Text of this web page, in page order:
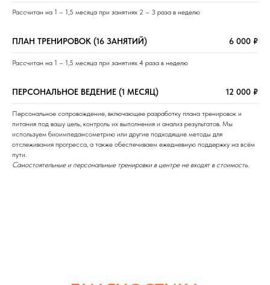
Рассчитан на 1 – 1,5 месяца при занятиях 2 – 3 раза в неделю
ПЛАН ТРЕНИРОВОК (16 ЗАНЯТИЙ) 6 000 ₽
Рассчитан на 1 – 1,5 месяца при занятиях 4 раза в неделю
ПЕРСОНАЛЬНОЕ ВЕДЕНИЕ (1 МЕСЯЦ) 12 000 ₽
Персональное сопровождение, включающее разработку плана тренировок и
питания под вашу цель, контроль их выполнения и анализ результатов. Мы
используем биоимпедансометрию или другие подходящие методы для
отслеживания прогресса, а также обеспечиваем ежедневную поддержку на всём
пути.
Самостоятельные и персональные тренировки в центре не входят в стоимость.